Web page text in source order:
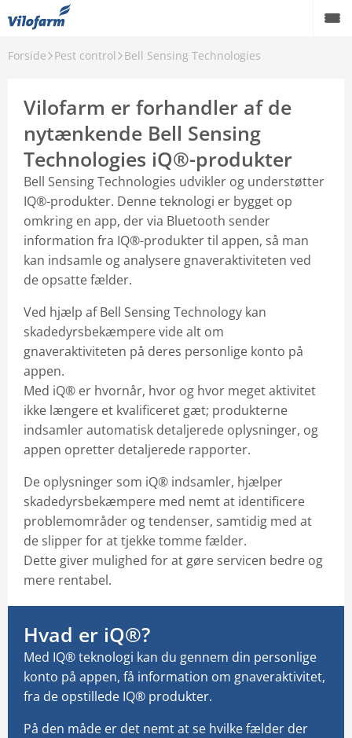
Forside Pest control Bell Sensing Technologies
Vilofarm er forhandler af de
nytænkende Bell Sensing
Technologies iQ®-produkter
Bell Sensing Technologies udvikler og understøtter
IQ®-produkter. Denne teknologi er bygget op
omkring en app, der via Bluetooth sender
information fra IQ®-produkter til appen, så man
kan indsamle og analysere gnaveraktiviteten ved
de opsatte fælder.
Ved hjælp af Bell Sensing Technology kan
skadedyrsbekæmpere vide alt om
gnaveraktiviteten på deres personlige konto på
appen.
Med iQ® er hvornår, hvor og hvor meget aktivitet
ikke længere et kvalificeret gæt; produkterne
indsamler automatisk detaljerede oplysninger, og
appen opretter detaljerede rapporter.
De oplysninger som iQ® indsamler, hjælper
skadedyrsbekæmpere med nemt at identificere
problemområder og tendenser, samtidig med at
de slipper for at tjekke tomme fælder.
Dette giver mulighed for at gøre servicen bedre og
mere rentabel.
Hvad er iQ®?
Med IQ® teknologi kan du gennem din personlige
konto på appen, få information om gnaveraktivitet,
fra de opstillede IQ® produkter.
På den måde er det nemt at se hvilke fælder der
Tilbage
Exittus®